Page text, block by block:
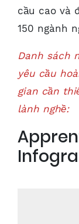
cầu cao và
150 ngành
Danh sách
yêu cầu
gian cần
lành nghề: